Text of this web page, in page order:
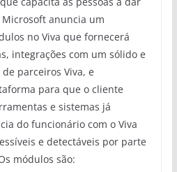
anuncia um
no Viva que fornecerá
integrações com um sólido e
parceiros Viva, e
para que o cliente
e sistemas já
do funcionário com o Viva
e detectáveis por parte
módulos são: